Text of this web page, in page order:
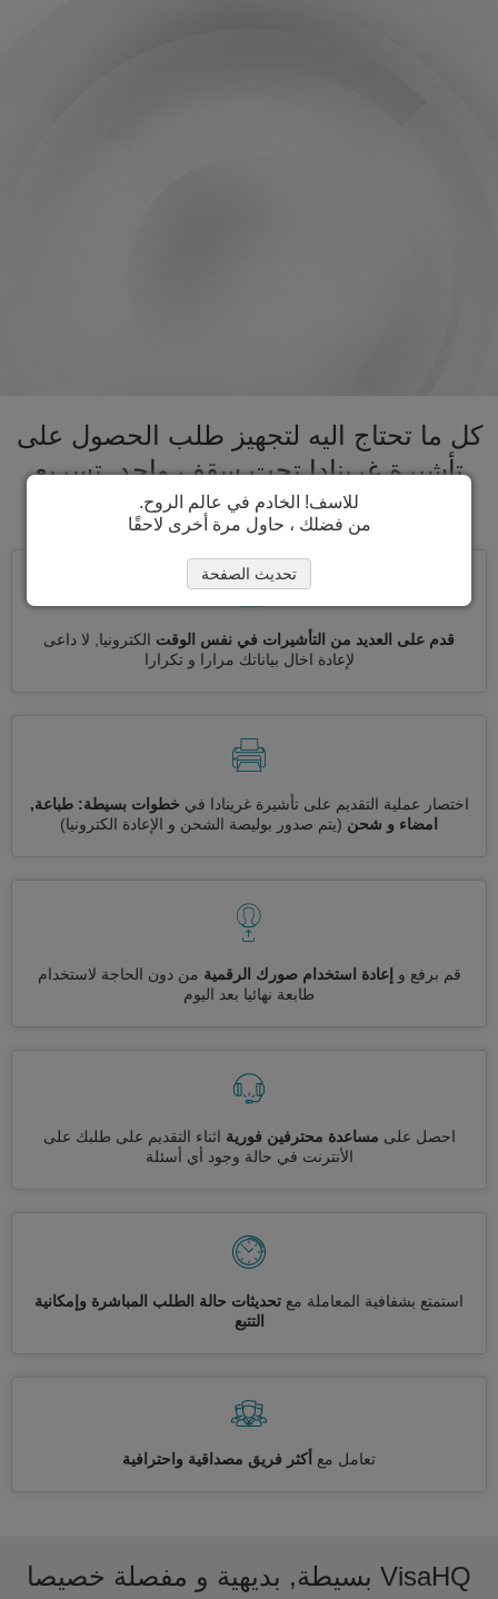
كل ما تحتاج اليه لتجهيز طلب الحصول على
تأشيرة غرينادا تحت سقف واحد. تسريع
عملية الحصول على تأشيرة غرينادا
قدم على العديد من التأشيرات في نفس الوقت الكترونيا, لا داعى
لإعادة اخال بياناتك مرارا و تكرارا
اختصار عملية التقديم على تأشيرة غرينادا في خطوات بسيطة: طباعة,
امضاء و شحن (يتم صدور بوليصة الشحن و الإعادة الكترونيا)
قم برفع و إعادة استخدام صورك الرقمية من دون الحاجة لاستخدام
طابعة نهائيا بعد اليوم
احصل على مساعدة محترفين فورية اثناء التقديم على طلبك على
الأنترنت في حالة وجود أي أسئلة
استمتع بشفافية المعاملة مع تحديثات حالة الطلب المباشرة وإمكانية
التتبع
تعامل مع أكثر فريق مصداقية واحترافية
VisaHQ بسيطة, بديهية و مفصلة خصيصا
للاسف! الخادم في عالم الروح.
من فضلك ، حاول مرة أخرى لاحقًا
تحديث الصفحة